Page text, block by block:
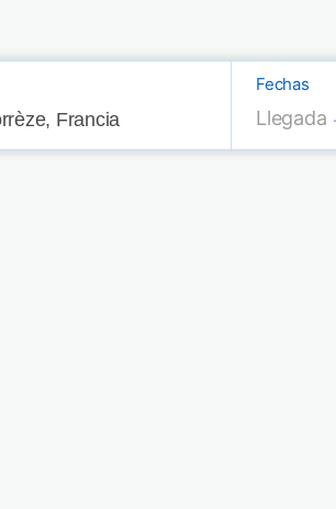
Fechas
Press
Llegada